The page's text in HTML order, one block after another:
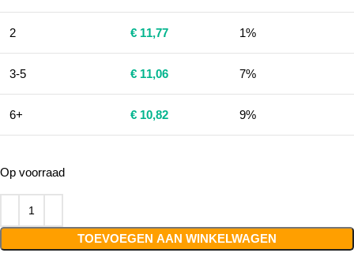
2 € 11,77 1%
3-5 € 11,06 7%
6+ € 10,82 9%
Op voorraad
TOEVOEGEN AAN WINKELWAGEN